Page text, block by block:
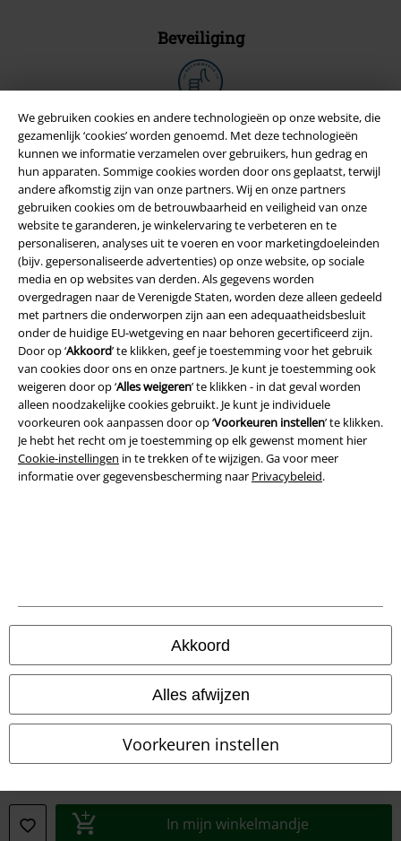
We gebruiken cookies en andere technologieën op onze website, die
gezamenlijk ‘cookies’ worden genoemd. Met deze technologieën
kunnen we informatie verzamelen over gebruikers, hun gedrag en
hun apparaten. Sommige cookies worden door ons geplaatst, terwijl
andere afkomstig zijn van onze partners. Wij en onze partners
gebruiken cookies om de betrouwbaarheid en veiligheid van onze
website te garanderen, je winkelervaring te verbeteren en te
personaliseren, analyses uit te voeren en voor marketingdoeleinden
(bijv. gepersonaliseerde advertenties) op onze website, op sociale
media en op websites van derden. Als gegevens worden
overgedragen naar de Verenigde Staten, worden deze alleen gedeeld
met partners die onderworpen zijn aan een adequaatheidsbesluit
onder de huidige EU-wetgeving en naar behoren gecertificeerd zijn.
Door op ‘Akkoord’ te klikken, geef je toestemming voor het gebruik
van cookies door ons en onze partners. Je kunt je toestemming ook
weigeren door op ‘Alles weigeren’ te klikken - in dat geval worden
alleen noodzakelijke cookies gebruikt. Je kunt je individuele
voorkeuren ook aanpassen door op ‘Voorkeuren instellen’ te klikken.
Je hebt het recht om je toestemming op elk gewenst moment hier
Cookie-instellingen in te trekken of te wijzigen. Ga voor meer
informatie over gegevensbescherming naar Privacybeleid.
Akkoord
Alles afwijzen
Voorkeuren instellen
In mijn winkelmandje
Beveiliging
Legal
Algemene Voorwaarden
Bedrijfsgegevens
Privacyverklaring
Verklaring van conformiteit
© 1986-2026 Large Popmerchandising BV
Onze online shops
EMP France
EMP Deutschland